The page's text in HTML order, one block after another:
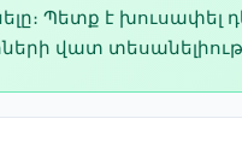
Պետք է խուսափել
վատ